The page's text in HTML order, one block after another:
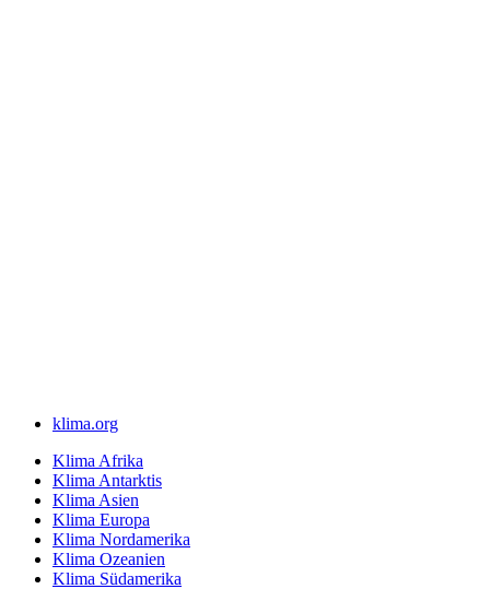
klima.org
Klima Afrika
Klima Antarktis
Klima Asien
Klima Europa
Klima Nordamerika
Klima Ozeanien
Klima Südamerika